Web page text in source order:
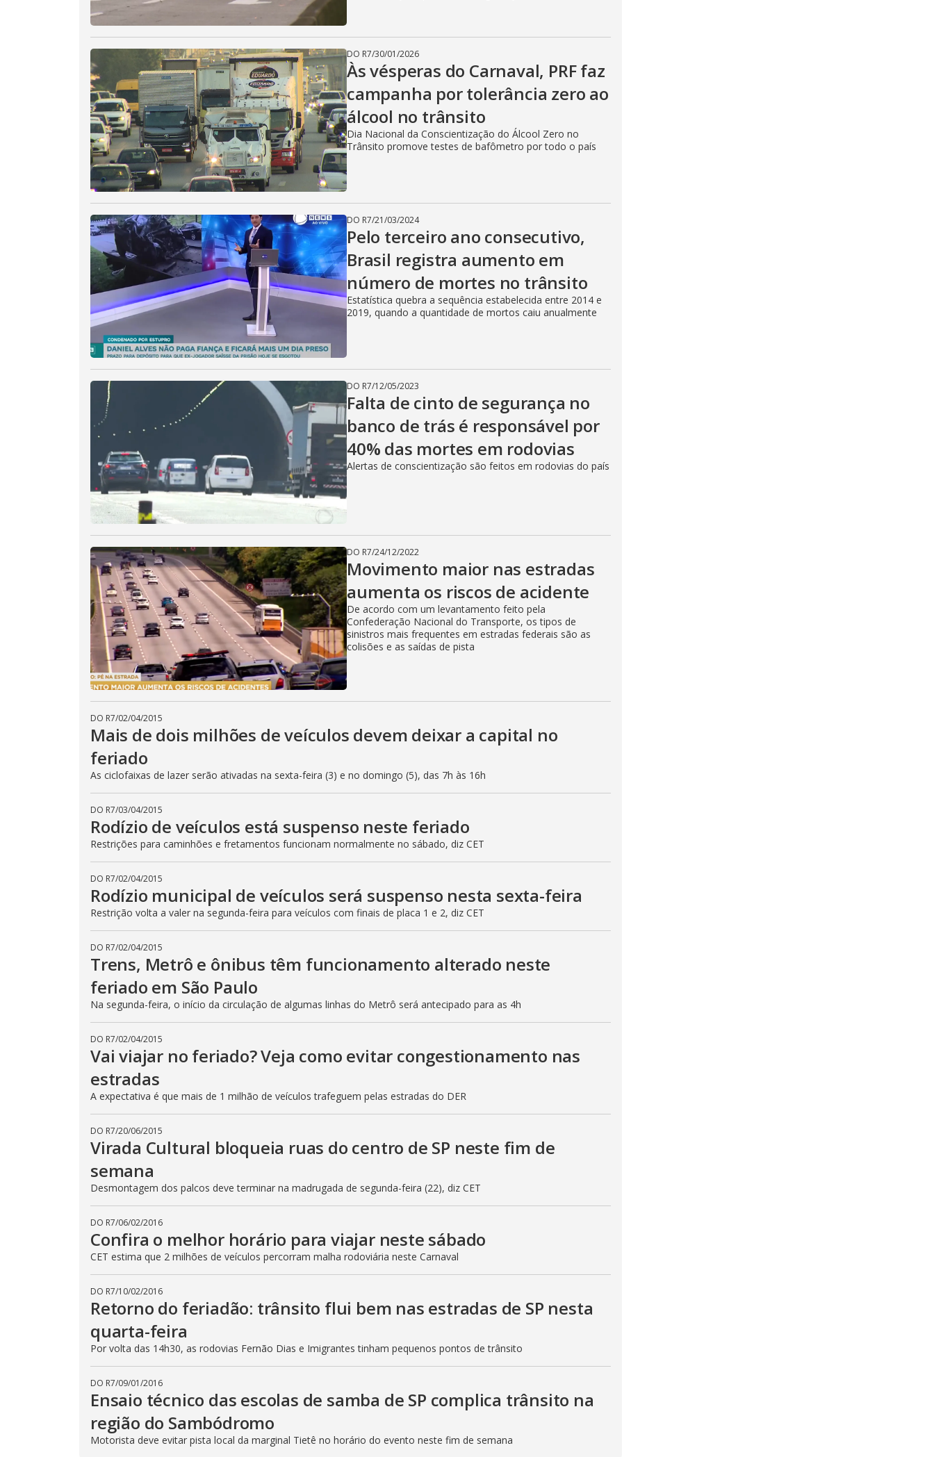
DO R7/30/01/2026
Às vésperas do Carnaval, PRF faz
campanha por tolerância zero ao
álcool no trânsito
Dia Nacional da Conscientização do Álcool Zero no
Trânsito promove testes de bafômetro por todo o país
DO R7/21/03/2024
Pelo terceiro ano consecutivo,
Brasil registra aumento em
número de mortes no trânsito
Estatística quebra a sequência estabelecida entre 2014 e
2019, quando a quantidade de mortos caiu anualmente
DO R7/12/05/2023
Falta de cinto de segurança no
banco de trás é responsável por
40% das mortes em rodovias
Alertas de conscientização são feitos em rodovias do país
DO R7/24/12/2022
Movimento maior nas estradas
aumenta os riscos de acidente
De acordo com um levantamento feito pela
Confederação Nacional do Transporte, os tipos de
sinistros mais frequentes em estradas federais são as
colisões e as saídas de pista
DO R7/02/04/2015
Mais de dois milhões de veículos devem deixar a capital no
feriado
As ciclofaixas de lazer serão ativadas na sexta-feira (3) e no domingo (5), das 7h às 16h
DO R7/03/04/2015
Rodízio de veículos está suspenso neste feriado
Restrições para caminhões e fretamentos funcionam normalmente no sábado, diz CET
DO R7/02/04/2015
Rodízio municipal de veículos será suspenso nesta sexta-feira
Restrição volta a valer na segunda-feira para veículos com finais de placa 1 e 2, diz CET
DO R7/02/04/2015
Trens, Metrô e ônibus têm funcionamento alterado neste
feriado em São Paulo
Na segunda-feira, o início da circulação de algumas linhas do Metrô será antecipado para as 4h
DO R7/02/04/2015
Vai viajar no feriado? Veja como evitar congestionamento nas
estradas
A expectativa é que mais de 1 milhão de veículos trafeguem pelas estradas do DER
DO R7/20/06/2015
Virada Cultural bloqueia ruas do centro de SP neste fim de
semana
Desmontagem dos palcos deve terminar na madrugada de segunda-feira (22), diz CET
DO R7/06/02/2016
Confira o melhor horário para viajar neste sábado
CET estima que 2 milhões de veículos percorram malha rodoviária neste Carnaval
DO R7/10/02/2016
Retorno do feriadão: trânsito flui bem nas estradas de SP nesta
quarta-feira
Por volta das 14h30, as rodovias Fernão Dias e Imigrantes tinham pequenos pontos de trânsito
DO R7/09/01/2016
Ensaio técnico das escolas de samba de SP complica trânsito na
região do Sambódromo
Motorista deve evitar pista local da marginal Tietê no horário do evento neste fim de semana